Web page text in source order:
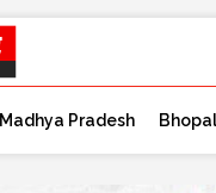
Madhya Pradesh Bhopal